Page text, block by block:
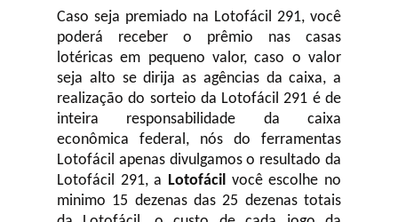
Caso seja premiado na Lotofácil 291, você
poderá receber o prêmio nas casas
lotéricas em pequeno valor, caso o valor
seja alto se dirija as agências da caixa, a
realização do sorteio da Lotofácil 291 é de
inteira responsabilidade da caixa
econômica federal, nós do ferramentas
Lotofácil apenas divulgamos o resultado da
Lotofácil 291, a Lotofácil você escolhe no
minimo 15 dezenas das 25 dezenas totais